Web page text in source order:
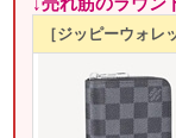
［ジッピーウォレ